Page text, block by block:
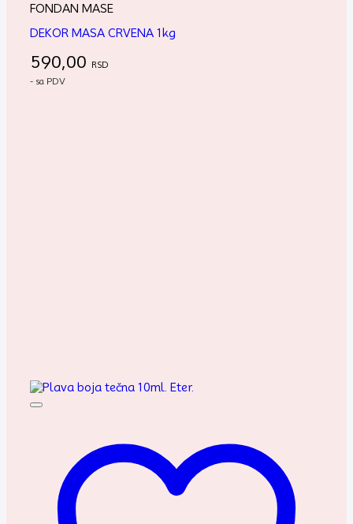
FONDAN MASE
DEKOR MASA CRVENA 1kg
590,00 RSD
- sa PDV